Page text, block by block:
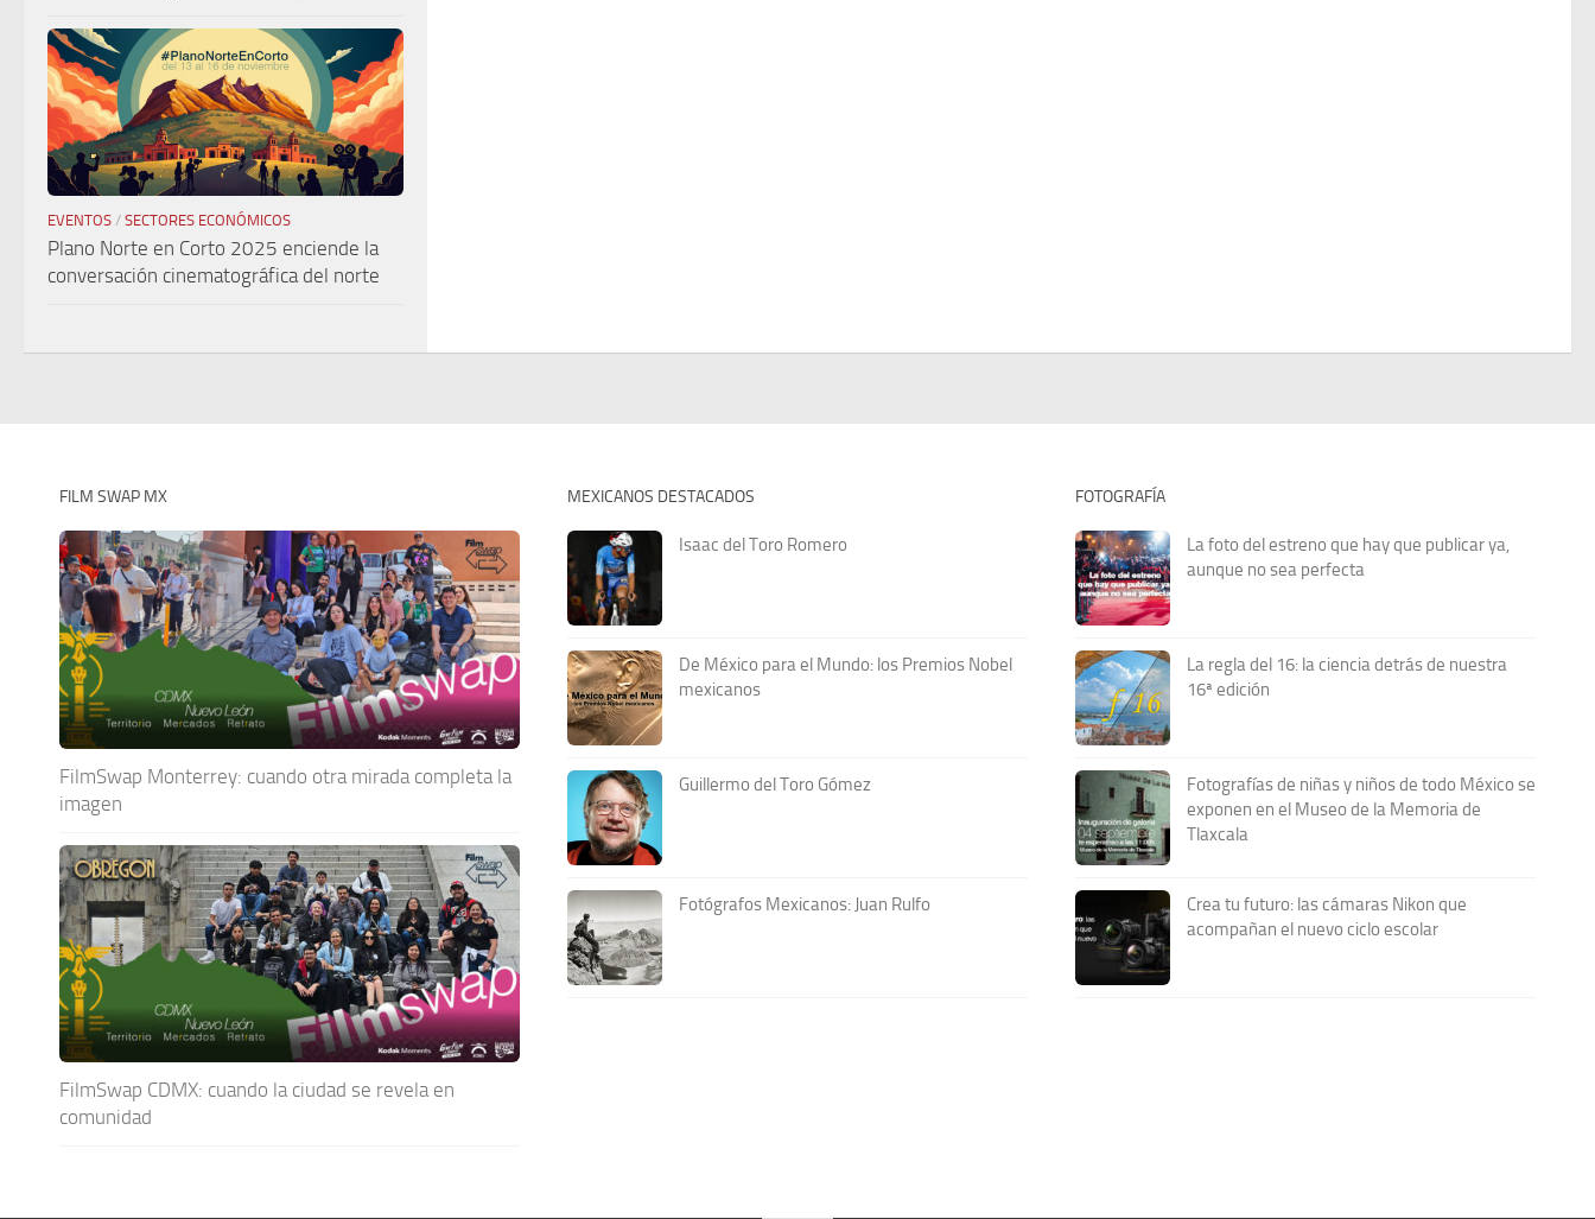
EVENTOS / SECTORES ECONÓMICOS
Plano Norte en Corto 2025 enciende la
conversación cinematográfica del norte
FILM SWAP MX
FilmSwap Monterrey: cuando otra mirada completa la
imagen
FilmSwap CDMX: cuando la ciudad se revela en
comunidad
MEXICANOS DESTACADOS
Isaac del Toro Romero
De México para el Mundo: los Premios Nobel
mexicanos
Guillermo del Toro Gómez
Fotógrafos Mexicanos: Juan Rulfo
FOTOGRAFÍA
La foto del estreno que hay que publicar ya,
aunque no sea perfecta
La regla del 16: la ciencia detrás de nuestra
16ª edición
Fotografías de niñas y niños de todo México se
exponen en el Museo de la Memoria de
Tlaxcala
Crea tu futuro: las cámaras Nikon que
acompañan el nuevo ciclo escolar